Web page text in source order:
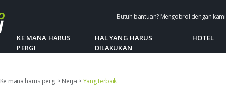
Butuh bantuan? Mengobrol dengan kami
KE MANA HARUS
PERGI
HAL YANG HARUS
DILAKUKAN
HOTEL
Ke mana harus pergi >Nerja >Yang terbaik